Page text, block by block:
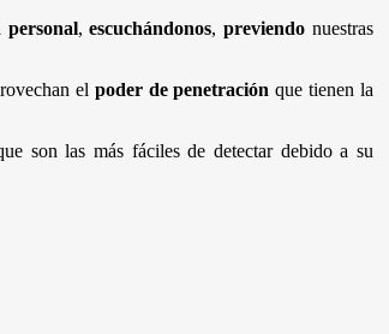
personal,escuchándonos,previendo nuestras
el poder de penetración que tienen la
son las más fáciles de detectar debido a su